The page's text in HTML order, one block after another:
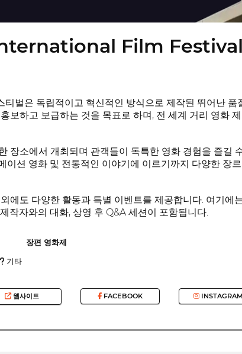
Film
티벌은 독립적이고 혁신적인 방식으로 제작된 뛰어난
보하고 보급하는 것을 목표로 하며, 전 세계 거리 영화
장소에서 개최되며 관객들이 독특한 영화 경험을 즐길
이션 영화 및 전통적인 이야기에 이르기까지 다양한 장
에도 다양한 활동과 특별 이벤트를 제공합니다. 여기에
작자와의 대화, 상영 후 Q&A 세션이 포함됩니다.
장편 영화제
기타
웹사이트 FACEBOOK